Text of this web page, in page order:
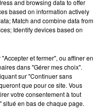
avec une
après-midi
à Talant,
et footballeurs
and browsing data to offer
based on information actively
Match and combine data from
Identify devices based on
et fermer", ou affiner en
dans "Gérer mes choix".
sur "Continuer sans
que pour ce site. Vous
votre consentement à tout
en bas de chaque page.